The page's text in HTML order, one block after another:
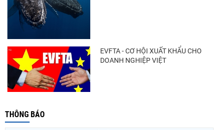
EVFTA - CƠ HỘI XUẤT KHẨU CHO
DOANH NGHIỆP VIỆT
THÔNG BÁO